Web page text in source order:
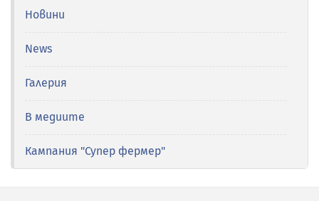
Новини
News
Галерия
В медиите
Кампания "Супер фермер"